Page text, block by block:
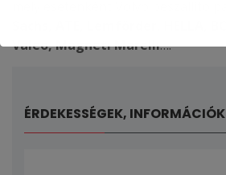
Valeo, Magneti Marelli….
ÉRDEKESSÉGEK, INFORMÁCIÓK